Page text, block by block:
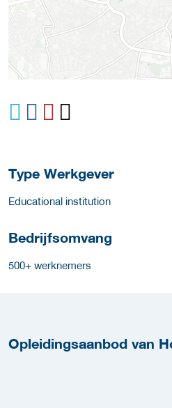
Type Werkgever
Educational institution
Bedrijfsomvang
500+ werknemers
Opleidingsaanbod van